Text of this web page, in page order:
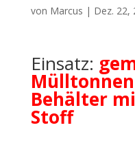
von Marcus | Dez. 22,
Einsatz:
Behälter
Stoff